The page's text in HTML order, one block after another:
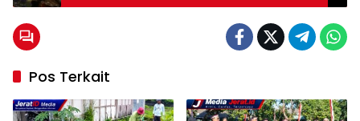
Tanpa Izin di Bulan Ramadan
Pos Terkait